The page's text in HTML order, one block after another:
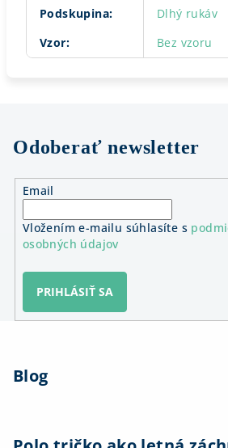
Podskupina:
Dlhý rukáv
Vzor: Bez vzoru
Odoberať newsletter
Email
Vložením e-mailu súhlasíte s
osobných údajov
PRIHLÁSIŤ SA
Blog